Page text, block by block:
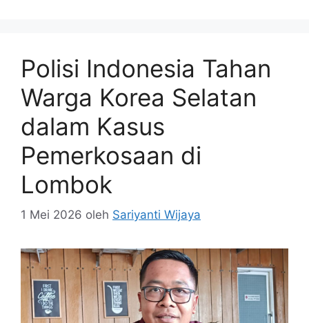
Polisi Indonesia Tahan
Warga Korea Selatan
dalam Kasus
Pemerkosaan di
Lombok
1 Mei 2026 oleh Sariyanti Wijaya